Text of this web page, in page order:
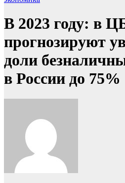
В 2023 году: в
прогнозируют
доли
в России до 75%